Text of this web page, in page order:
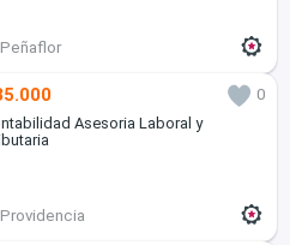
Peñaflor
0
Asesoria Laboral y
Providencia